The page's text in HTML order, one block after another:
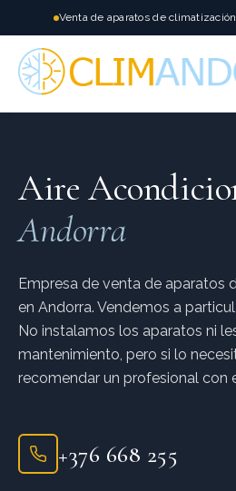
Venta de aparatos de climatización
Aire
Andorra
Empresa de venta de aparatos
en Andorra. Vendemos a
No instalamos los aparatos ni
mantenimiento, pero si lo
recomendar un profesional con
+376 668 255